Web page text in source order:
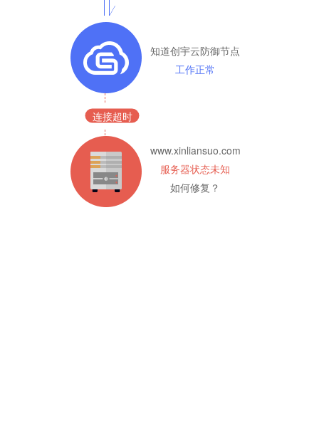
知道创宇云防御节点
工作正常
连接超时
www.xinliansuo.com
服务器状态未知
如何修复？